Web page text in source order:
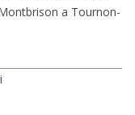
a Tournon-